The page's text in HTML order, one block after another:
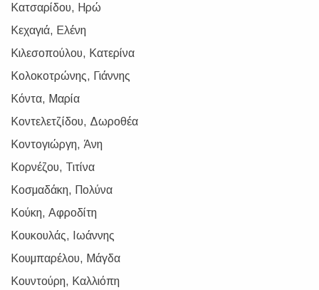
Κατσαρίδου, Ηρώ
Κεχαγιά, Ελένη
Κιλεσοπούλου, Κατερίνα
Κολοκοτρώνης, Γιάννης
Κόντα, Μαρία
Κοντελετζίδου, Δωροθέα
Κοντογιώργη, Άνη
Κορνέζου, Τιτίνα
Κοσμαδάκη, Πολύνα
Κούκη, Αφροδίτη
Κουκουλάς, Ιωάννης
Κουμπαρέλου, Μάγδα
Κουντούρη, Καλλιόπη